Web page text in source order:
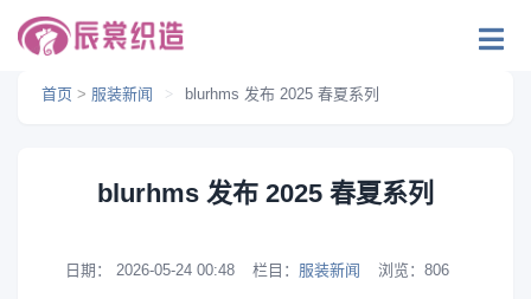
首页 > 服装新闻 > blurhms 发布 2025 春夏系列
blurhms 发布 2025 春夏系列
日期： 2026-05-24 00:48 栏目： 服装新闻 浏览： 806